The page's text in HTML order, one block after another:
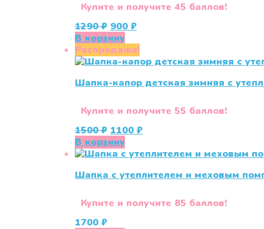
Купите и получите 45 баллов!
1290₽ Первоначальная
цена
составляла
1290 ₽.
900 ₽Текущая
900 ₽.
В корзину
Распродажа!
Шапка-капор детская зимняя с
Купите и получите 55 баллов!
1500₽ Первоначальная
цена
составляла
1100 ₽Текущая
1100 ₽.
В корзину
Шапка с утеплителем и меховым
Купите и получите 85 баллов!
1700 ₽